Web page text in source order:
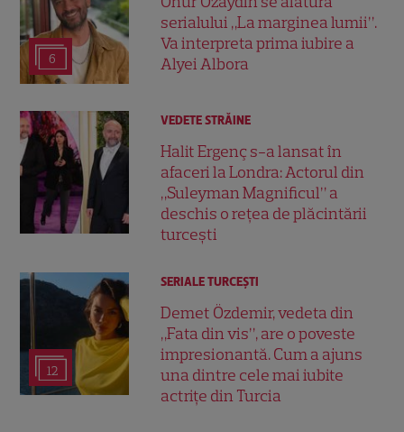
6
serialului „La marginea lumii”.
Va interpreta prima iubire a
Alyei Albora
VEDETE STRĂINE
Halit Ergenç s-a lansat în
afaceri la Londra: Actorul din
„Suleyman Magnificul” a
deschis o rețea de plăcintării
turcești
12
SERIALE TURCEŞTI
Demet Özdemir, vedeta din
„Fata din vis”, are o poveste
impresionantă. Cum a ajuns
una dintre cele mai iubite
actrițe din Turcia